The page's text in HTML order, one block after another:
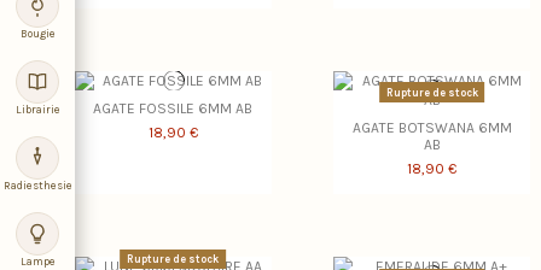
Bougie
Librairie
Radiesthesie
Lampe
AGATE FOSSILE 6MM AB
18,90 €
Rupture de stock
AGATE BOTSWANA 6MM
AB
18,90 €
Rupture de stock